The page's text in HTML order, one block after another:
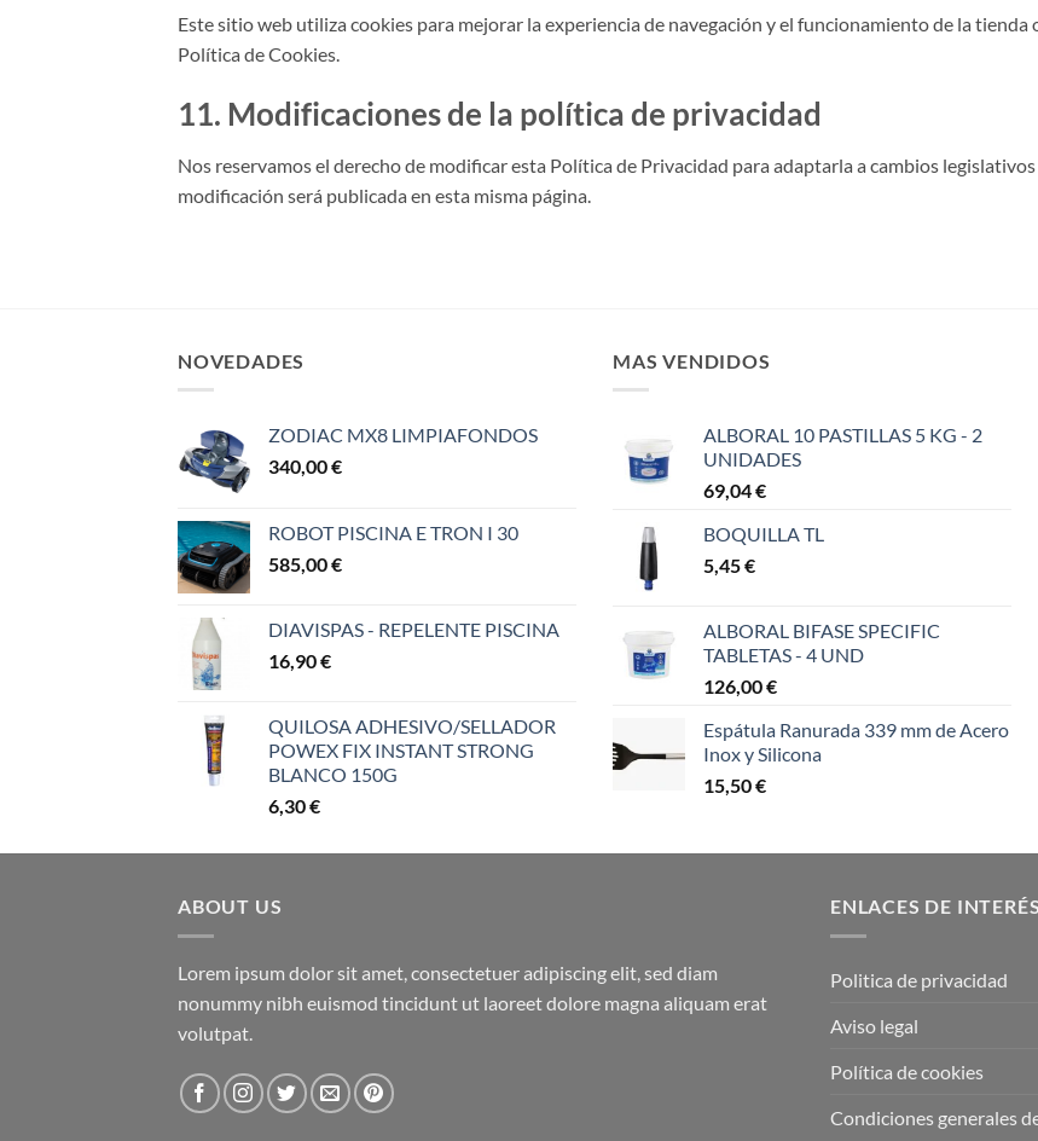
Este sitio web utiliza cookies para mejorar la experiencia de navegación y el funcionamiento de la
Política de Cookies.
11. Modificaciones de la política de privacidad
Nos reservamos el derecho de modificar esta Política de Privacidad para adaptarla a cambios
modificación será publicada en esta misma página.
NOVEDADES
ZODIAC MX8 LIMPIAFONDOS
340,00€
ROBOT PISCINA E TRON I 30
585,00€
DIAVISPAS - REPELENTE PISCINA
16,90€
QUILOSA ADHESIVO/SELLADOR
POWEX FIX INSTANT STRONG
BLANCO 150G
6,30€
MAS VENDIDOS
ALBORAL 10 PASTILLAS 5 KG - 2
UNIDADES
69,04€
BOQUILLA TL
5,45€
ALBORAL BIFASE SPECIFIC
TABLETAS - 4 UND
126,00€
Espátula Ranurada 339 mm de Acero
Inox y Silicona
15,50€
ABOUT US
Lorem ipsum dolor sit amet, consectetuer adipiscing elit, sed diam
nonummy nibh euismod tincidunt ut laoreet dolore magna aliquam erat
volutpat.
ENLACES DE INTERÉS
Politica de privacidad
Aviso legal
Política de cookies
Condiciones generales